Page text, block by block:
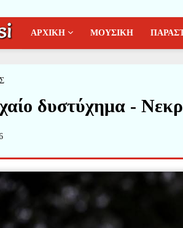
ΑΡΧΙΚΗ ΜΟΥΣΙΚΗ
δυστύχημα -